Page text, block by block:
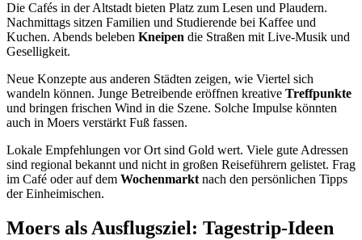
Die Cafés in der Altstadt bieten Platz zum Lesen und Plaudern.
Nachmittags sitzen Familien und Studierende bei Kaffee und
Kuchen. Abends beleben Kneipen die Straßen mit Live-Musik und
Geselligkeit.
Neue Konzepte aus anderen Städten zeigen, wie Viertel sich
wandeln können. Junge Betreibende eröffnen kreative Treffpunkte
und bringen frischen Wind in die Szene. Solche Impulse könnten
auch in Moers verstärkt Fuß fassen.
Lokale Empfehlungen vor Ort sind Gold wert. Viele gute Adressen
sind regional bekannt und nicht in großen Reiseführern gelistet. Frag
im Café oder auf dem Wochenmarkt nach den persönlichen Tipps
der Einheimischen.
Moers als Ausflugsziel: Tagestrip-Ideen